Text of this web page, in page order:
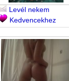
Levél nekem
Kedvencekhez